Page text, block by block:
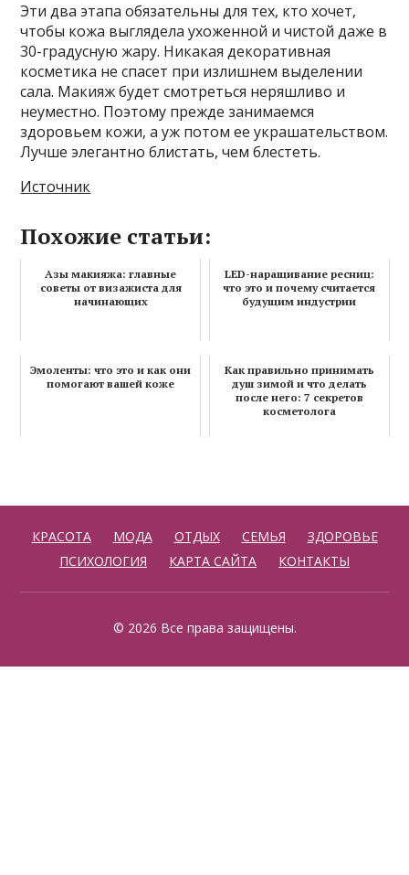
Эти два этапа обязательны для тех, кто хочет,
чтобы кожа выглядела ухоженной и чистой даже в
30-градусную жару. Никакая декоративная
косметика не спасет при излишнем выделении
сала. Макияж будет смотреться неряшливо и
неуместно. Поэтому прежде занимаемся
здоровьем кожи, а уж потом ее украшательством.
Лучше элегантно блистать, чем блестеть.
Источник
Похожие статьи:
Азы макияжа: главные
советы от визажиста для
начинающих
LED-наращивание ресниц:
что это и почему считается
будущим индустрии
Эмоленты: что это и как они
помогают вашей коже
Как правильно принимать
душ зимой и что делать
после него: 7 секретов
косметолога
КРАСОТА МОДА ОТДЫХ СЕМЬЯ
ЗДОРОВЬЕ
ПСИХОЛОГИЯ
КАРТА САЙТА КОНТАКТЫ
© 2026 Все права защищены.